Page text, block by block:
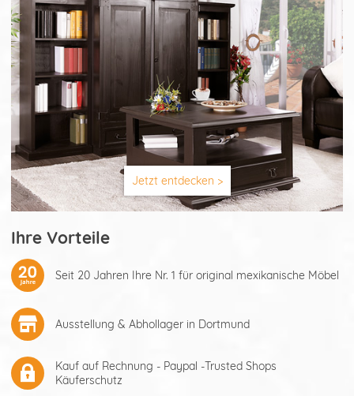
Jetzt entdecken >
Ihre Vorteile
Seit 20 Jahren Ihre Nr. 1 für original mexikanische Möbel
Ausstellung & Abhollager in Dortmund
Kauf auf Rechnung - Paypal -Trusted Shops
Käuferschutz